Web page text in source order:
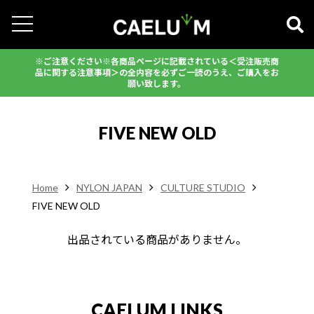
※ご注意ください※各商品ページに記載されている＜受注販売商
品に関する注意事項＞の全内容を必ずご一読のうえ、ご購入をお
願い致します。
FIVE NEW OLD
Home NYLON JAPAN
CULTURE STUDIO
FIVE NEW OLD
出品されている商品がありません。
CAELUM LINKS